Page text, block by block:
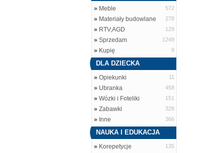
» Meble 572
» Materiały budowlane 278
» RTV,AGD 129
» Sprzedam 1249
» Kupię 9
DLA DZIECKA
» Opiekunki 11
» Ubranka 458
» Wózki i Foteliki 151
» Zabawki 328
» Inne 366
NAUKA I EDUKACJA
» Korepetycje 135